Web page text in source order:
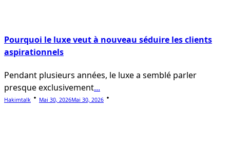
Pourquoi le luxe veut à nouveau séduire les clients
aspirationnels
Pendant plusieurs années, le luxe a semblé parler
presque exclusivement...
Hakimtalk Mai 30, 2026Mai 30, 2026